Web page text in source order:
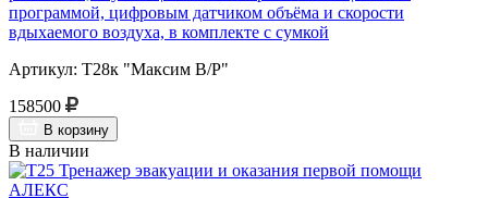
программой, цифровым датчиком объёма и скорости
вдыхаемого воздуха, в комплекте с сумкой
Артикул: Т28к "Максим В/Р"
158500
В корзину
В наличии